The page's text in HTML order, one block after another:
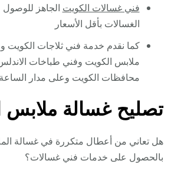
فني غسالات الكويت الجاهز للوصول
الغسالات بأقل الأسعار
كما نقدم خدمة فني ثلاجات الكويت
ملابس الكويت وفني طباخات
محافظات الكويت وعلى مدار الساعة
تصليح غسالة ملابس
هل تعاني من أعطال متكررة في غسالة
بالحصول على خدمات فني غسالات؟